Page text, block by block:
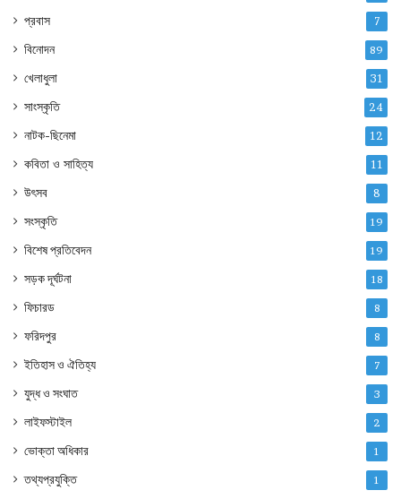
প্রবাস 7
বিনোদন 89
খেলাধুলা 31
সাংস্কৃতি 24
নাটক-ছিনেমা 12
কবিতা ও সাহিত্য 11
উৎসব 8
সংস্কৃতি 19
বিশেষ প্রতিবেদন 19
সড়ক দূর্ঘটনা 18
ফিচারড 8
ফরিদপুর 8
ইতিহাস ও ঐতিহ্য 7
যুদ্ধ ও সংঘাত 3
লাইফস্টাইল 2
ভোক্তা অধিকার 1
তথ্যপ্রযুক্তি 1